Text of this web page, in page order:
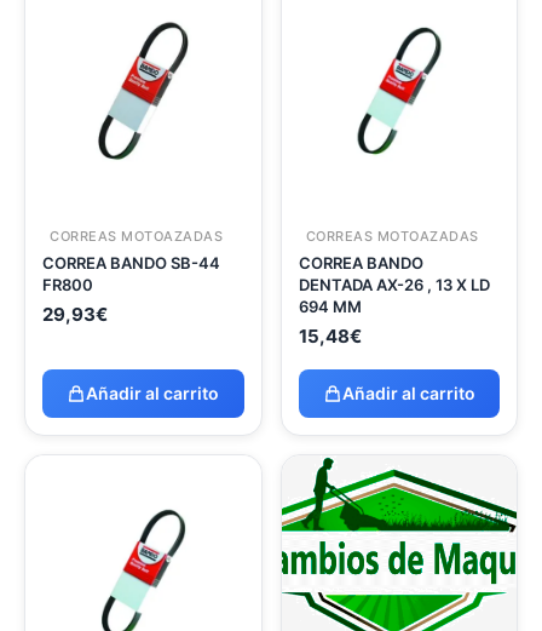
CORREAS MOTOAZADAS
CORREA BANDO SB-44
FR800
29,93€
Añadir al carrito
CORREAS MOTOAZADAS
CORREA BANDO
DENTADA AX-26 , 13 X LD
694 MM
15,48€
Añadir al carrito